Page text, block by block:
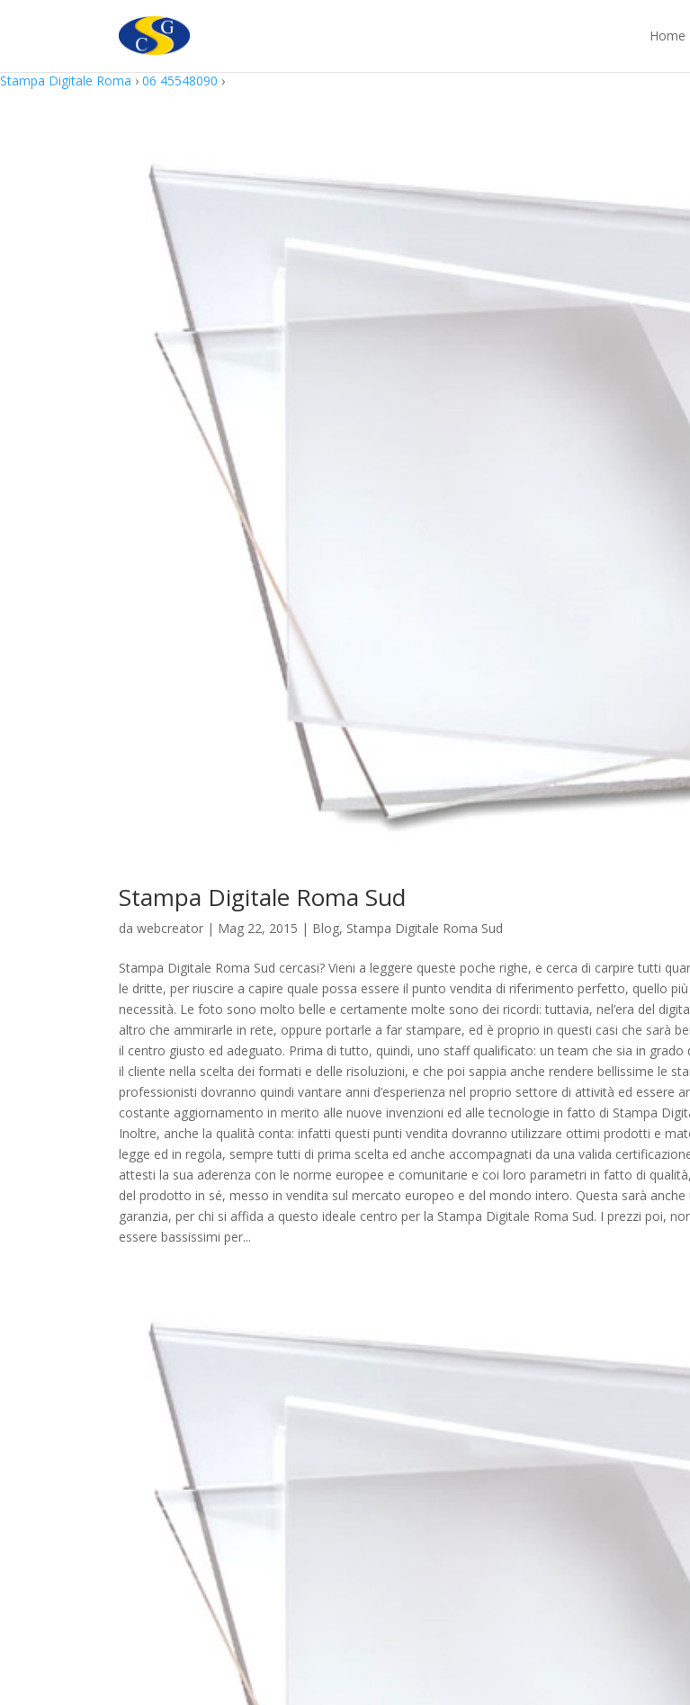
Home
Stampa Digitale Roma › 06 45548090 ›
Stampa Digitale Roma Sud
da webcreator | Mag 22, 2015 | Blog, Stampa Digitale Roma Sud
Stampa Digitale Roma Sud cercasi? Vieni a leggere queste poche righe, e cerca di carpire tutti
le dritte, per riuscire a capire quale possa essere il punto vendita di riferimento perfetto, quello
necessità. Le foto sono molto belle e certamente molte sono dei ricordi: tuttavia, nel’era del
altro che ammirarle in rete, oppure portarle a far stampare, ed è proprio in questi casi che sarà
il centro giusto ed adeguato. Prima di tutto, quindi, uno staff qualificato: un team che sia in grado
il cliente nella scelta dei formati e delle risoluzioni, e che poi sappia anche rendere bellissime le
professionisti dovranno quindi vantare anni d’esperienza nel proprio settore di attività ed essere
costante aggiornamento in merito alle nuove invenzioni ed alle tecnologie in fatto di Stampa
Inoltre, anche la qualità conta: infatti questi punti vendita dovranno utilizzare ottimi prodotti e
legge ed in regola, sempre tutti di prima scelta ed anche accompagnati da una valida
attesti la sua aderenza con le norme europee e comunitarie e coi loro parametri in fatto di
del prodotto in sé, messo in vendita sul mercato europeo e del mondo intero. Questa sarà anche
garanzia, per chi si affida a questo ideale centro per la Stampa Digitale Roma Sud. I prezzi poi,
essere bassissimi per...
Questo sito utilizza cookie in conformità alla policy e cookie che rientrano nella responsabilità di terze parti.